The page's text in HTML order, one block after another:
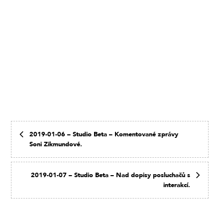
2019-01-06 – Studio Beta – Komentované zprávy
Soni Zikmundové.
2019-01-07 – Studio Beta – Nad dopisy posluchačů s
interakcí.